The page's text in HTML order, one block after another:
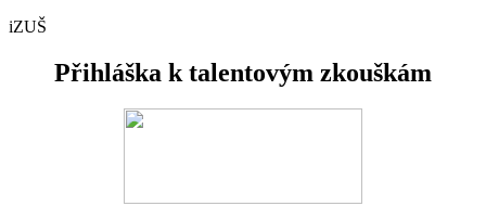
iZUŠ
Přihláška k talentovým zkouškám